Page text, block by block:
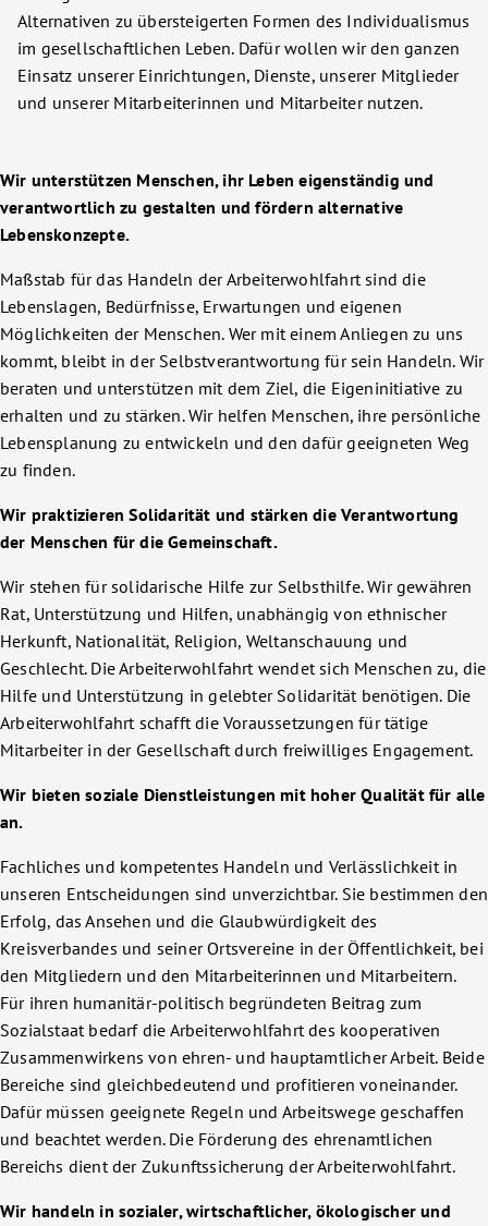
Alternativen zu übersteigerten Formen des Individualismus
im gesellschaftlichen Leben. Dafür wollen wir den ganzen
Einsatz unserer Einrichtungen, Dienste, unserer Mitglieder
und unserer Mitarbeiterinnen und Mitarbeiter nutzen.
Wir unterstützen Menschen, ihr Leben eigenständig und
verantwortlich zu gestalten und fördern alternative
Lebenskonzepte.
Maßstab für das Handeln der Arbeiterwohlfahrt sind die
Lebenslagen, Bedürfnisse, Erwartungen und eigenen
Möglichkeiten der Menschen. Wer mit einem Anliegen zu uns
kommt, bleibt in der Selbstverantwortung für sein Handeln. Wir
beraten und unterstützen mit dem Ziel, die Eigeninitiative zu
erhalten und zu stärken. Wir helfen Menschen, ihre persönliche
Lebensplanung zu entwickeln und den dafür geeigneten Weg
zu finden.
Wir praktizieren Solidarität und stärken die Verantwortung
der Menschen für die Gemeinschaft.
Wir stehen für solidarische Hilfe zur Selbsthilfe. Wir gewähren
Rat, Unterstützung und Hilfen, unabhängig von ethnischer
Herkunft, Nationalität, Religion, Weltanschauung und
Geschlecht. Die Arbeiterwohlfahrt wendet sich Menschen zu, die
Hilfe und Unterstützung in gelebter Solidarität benötigen. Die
Arbeiterwohlfahrt schafft die Voraussetzungen für tätige
Mitarbeiter in der Gesellschaft durch freiwilliges Engagement.
Wir bieten soziale Dienstleistungen mit hoher Qualität für alle
an.
Fachliches und kompetentes Handeln und Verlässlichkeit in
unseren Entscheidungen sind unverzichtbar. Sie bestimmen den
Erfolg, das Ansehen und die Glaubwürdigkeit des
Kreisverbandes und seiner Ortsvereine in der Öffentlichkeit, bei
den Mitgliedern und den Mitarbeiterinnen und Mitarbeitern.
Für ihren humanitär-politisch begründeten Beitrag zum
Sozialstaat bedarf die Arbeiterwohlfahrt des kooperativen
Zusammenwirkens von ehren- und hauptamtlicher Arbeit. Beide
Bereiche sind gleichbedeutend und profitieren voneinander.
Dafür müssen geeignete Regeln und Arbeitswege geschaffen
und beachtet werden. Die Förderung des ehrenamtlichen
Bereichs dient der Zukunftssicherung der Arbeiterwohlfahrt.
Wir handeln in sozialer, wirtschaftlicher, ökologischer und